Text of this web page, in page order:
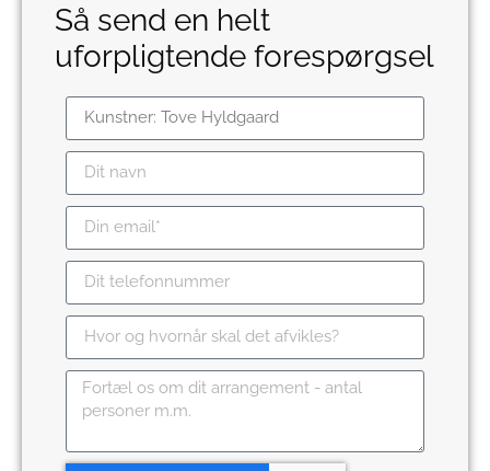
Så send en helt
uforpligtende forespørgsel